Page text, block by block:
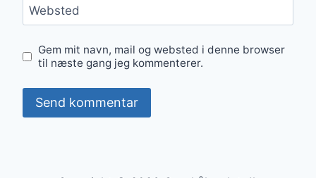
Websted
Gem mit navn, mail og websted i denne browser
til næste gang jeg kommenterer.